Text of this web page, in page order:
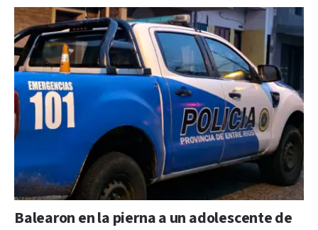
Balearon en la pierna a un adolescente de